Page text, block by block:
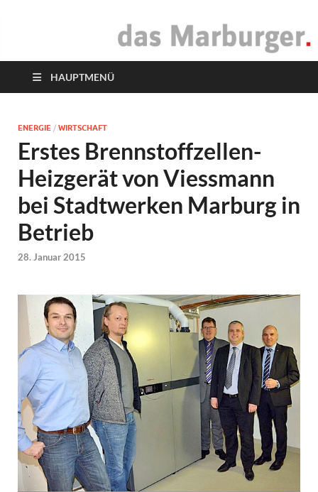
das Marburger.
HAUPTMENÜ
ENERGIE / WIRTSCHAFT
Erstes Brennstoffzellen-
Heizgerät von Viessmann
bei Stadtwerken Marburg in
Betrieb
28. Januar 2015